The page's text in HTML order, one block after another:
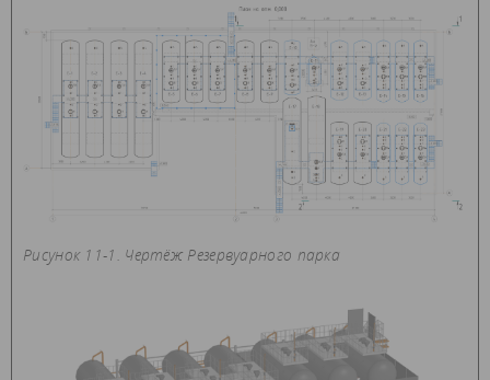
Рисунок 11-1. Чертёж Резервуарного парка